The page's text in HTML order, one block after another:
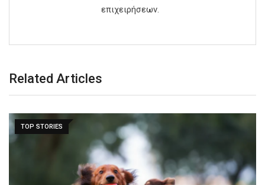
επιχειρήσεων.
Related Articles
TOP STORIES